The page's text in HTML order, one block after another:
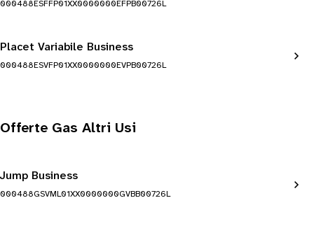
000488ESFFP01XX0000000EFPB00726L
Placet Variabile Business
000488ESVFP01XX0000000EVPB00726L
Offerte Gas Altri Usi
Jump Business
000488GSVML01XX0000000GVBB00726L